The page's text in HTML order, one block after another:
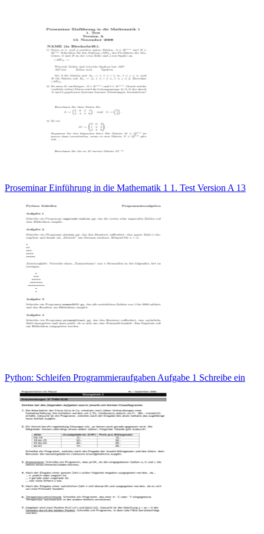
Proseminar Einführung in die Mathematik 1 1. Test Version A 13
Python: Schleifen Programmieraufgaben Aufgabe 1 Schreibe ein